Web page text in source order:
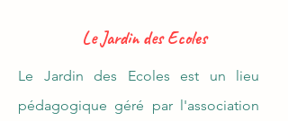
Le Jardin des Ecoles
Le Jardin des Ecoles est un lieu
pédagogique géré par l'association